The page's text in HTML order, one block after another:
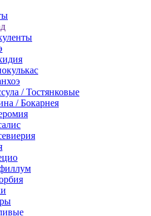
/ Тостянковые
/ Бокарнея